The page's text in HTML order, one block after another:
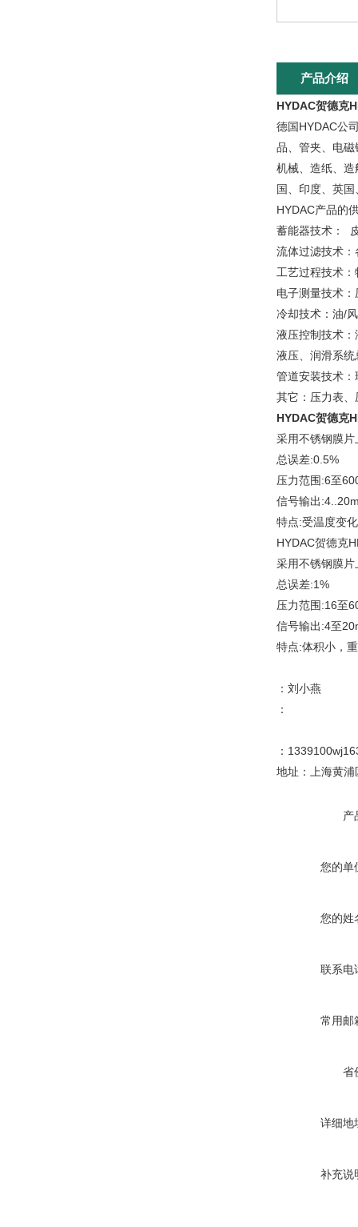
产品介绍
HYDAC贺德克
德国HYDAC公
品、管夹、电
机械、造纸、
国、印度、英
HYDAC产品的
蓄能器技术：
流体过滤技术
工艺过程技术
电子测量技术
冷却技术：油/
液压控制技术
液压、润滑系
管道安装技术
其它：压力表
HYDAC贺德克
采用不锈钢膜
总误差:0.5%
压力范围:6至
信号输出
特点:受温度变
HYDAC贺德克
采用不锈钢膜
总误差:1%
压力范围:16至
信号输出:4至
特点:体积小，
：刘小燕
：
：
地址：上海黄
产
您的单
您的姓
联系电
常用邮
省
详细地
补充说